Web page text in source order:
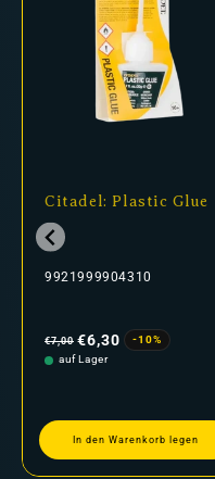
Citadel: Plastic Glue
9921999904310
Preis
€7,00 €6,30
-10%
auf Lager
In den Warenkorb legen